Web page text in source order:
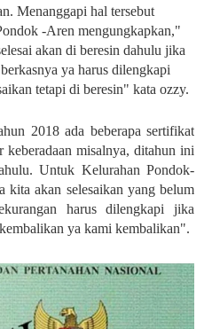
Menanggapi hal tersebut
-Aren mengungkapkan,"
akan di beresin dahulu jika
ya harus dilengkapi
tetapi di beresin" kata ozzy.
2018 ada beberapa sertifikat
keberadaan misalnya, ditahun ini
Untuk Kelurahan Pondok-
kita akan selesaikan yang belum
harus dilengkapi jika
ya kami kembalikan".